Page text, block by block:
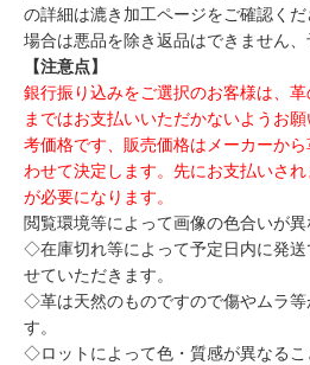
の詳細は漉き加工ページをご確認く
場合は悪品を除き返品はできません、
【注意点】
銀行振り込みをご選択のお客様は、革
まではお支払いいただかないようお
考価格です、販売価格はメーカーか
わせて決定します。先にお支払いさ
が必要になります。
閲覧環境等によって画像の色合いが異
◇在庫切れ等によって予定日内に発送
せていただきます。
◇革は天然のものですので傷やムラ等
す。
◇ロットによって色・質感が異なるこ